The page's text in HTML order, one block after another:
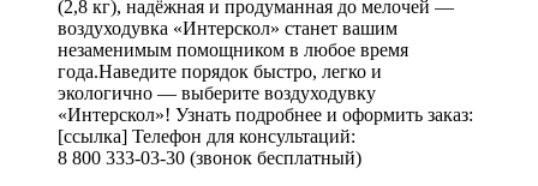
(2,8 кг), надёжная и продуманная до мелочей —
воздуходувка «Интерскол» станет вашим
незаменимым помощником в любое время
года.Наведите порядок быстро, легко и
экологично — выберите воздуходувку
«Интерскол»! Узнать подробнее и оформить заказ:
[ссылка] Телефон для консультаций:
8 800 333‑03‑30 (звонок бесплатный)